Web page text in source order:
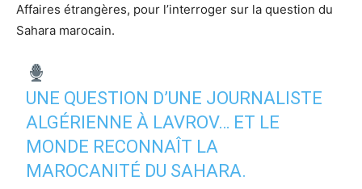
Affaires étrangères, pour l’interroger sur la question du
Sahara marocain.
UNE QUESTION D’UNE JOURNALISTE
ALGÉRIENNE À LAVROV… ET LE
MONDE RECONNAÎT LA
MAROCANITÉ DU SAHARA.